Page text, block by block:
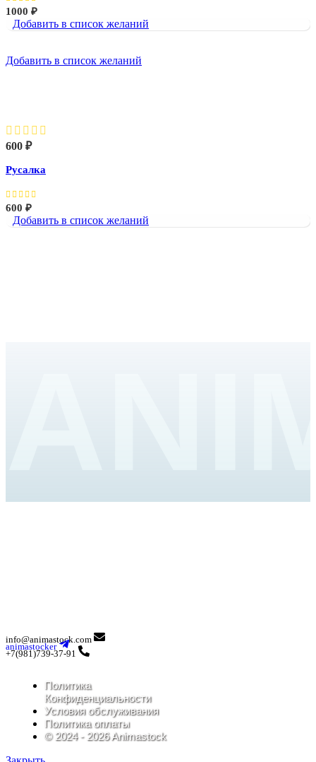
1000 ₽
Добавить в список желаний
Добавить в список желаний
600 ₽
Русалка
600 ₽
Добавить в список желаний
info@animastock.com
animastocker
+7(981)739-37-91
Политика
Конфиденциальности
Условия обслуживания
Политика оплаты
© 2024 - 2026 Animastock